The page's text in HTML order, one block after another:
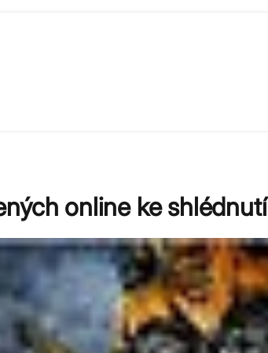
online ke shlédnutí